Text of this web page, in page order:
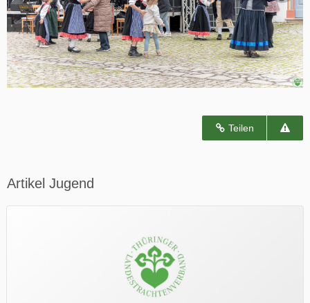
Teilen
Artikel Jugend